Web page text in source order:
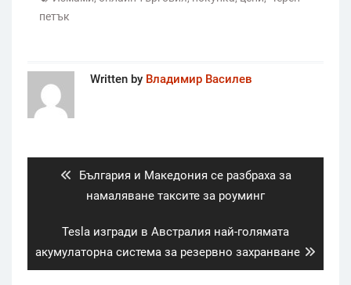
петък
Written by Владимир Василев
Previous
post:
България и Македония се разбраха за
намаляване таксите за роуминг
Next
post:
Tesla изгради в Австралия най-голямата
акумулаторна система за резервно захранване